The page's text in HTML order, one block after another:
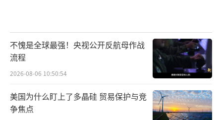
不愧是全球最强！央视公开反航母作战
流程
2026-08-06 10:50:54
美国为什么盯上了多晶硅 贸易保护与竞
争焦点